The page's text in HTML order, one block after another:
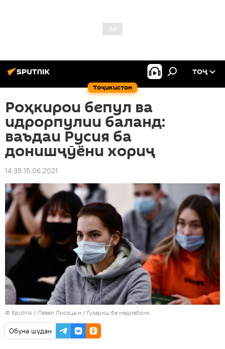
Тоҷикистон
ТОҶ
Роҳкирои бепул ва
идрорпулии баланд:
ваъдаи Русия ба
донишҷӯёни хориҷ
14:35 15.06.2021
© Sputnik / Павел Лисицын / Гузариш ба медиабонк
Обуна шудан